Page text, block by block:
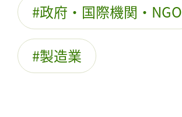
政府・国際機関・NGO
製造業